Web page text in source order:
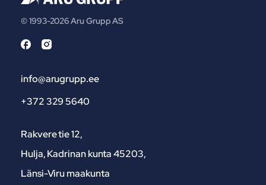
© 1993-2026 Aru Grupp AS
info@arugrupp.ee
+372 329 5640
Rakvere tie 12,
Hulja, Kadrinan kunta 45203,
Länsi-Viru maakunta